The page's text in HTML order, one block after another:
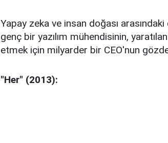
Yapay zeka ve insan doğası
genç bir yazılım mühendisinin,
etmek için milyarder bir CEO'nun
"Her" (2013):